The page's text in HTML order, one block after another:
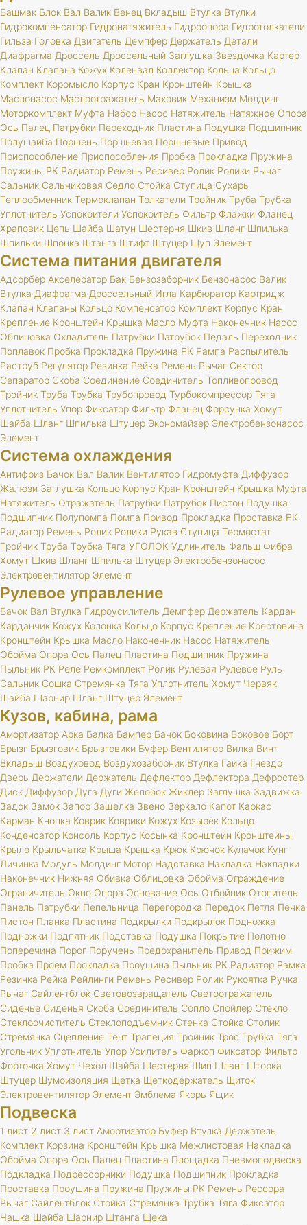
Башмак Блок Вал Валик Венец Вкладыш Втулка Втулки
Гидрокомпенсатор Гидронатяжитель Гидроопора Гидротолкатели
Гильза Головка Двигатель Демпфер Держатель Детали
Диафрагма Дроссель Дроссельный Заглушка Звездочка Картер
Клапан Клапана Кожух Коленвал Коллектор Кольца Кольцо
Комплект Коромысло Корпус Кран Кронштейн Крышка
Маслонасос Маслоотражатель Маховик Механизм Молдинг
Моторкомплект Муфта Набор Насос Натяжитель Натяжное Опора
Ось Палец Патрубки Переходник Пластина Подушка Подшипник
Полушайба Поршень Поршневая Поршневые Привод
Приспособление Приспособления Пробка Прокладка Пружина
Пружины РК Радиатор Ремень Ресивер Ролик Ролики Рычаг
Сальник Сальниковая Седло Стойка Ступица Сухарь
Теплообменник Термоклапан Толкатели Тройник Труба Трубка
Уплотнитель Успокоители Успокоитель Фильтр Флажки Фланец
Храповик Цепь Шайба Шатун Шестерня Шкив Шланг Шпилька
Шпильки Шпонка Штанга Штифт Штуцер Щуп Элемент
Система питания двигателя
Адсорбер Акселератор Бак Бензозаборник Бензонасос Валик
Втулка Диафрагма Дроссельный Игла Карбюратор Картридж
Клапан Клапаны Кольцо Компенсатор Комплект Корпус Кран
Крепление Кронштейн Крышка Масло Муфта Наконечник Насос
Облицовка Охладитель Патрубки Патрубок Педаль Переходник
Поплавок Пробка Прокладка Пружина РК Рампа Распылитель
Раструб Регулятор Резинка Рейка Ремень Рычаг Сектор
Сепаратор Скоба Соединение Соединитель Топливопровод
Тройник Труба Трубка Трубопровод Турбокомпрессор Тяга
Уплотнитель Упор Фиксатор Фильтр Фланец Форсунка Хомут
Шайба Шланг Шпилька Штуцер Экономайзер Электробензонасос
Элемент
Система охлаждения
Антифриз Бачок Вал Валик Вентилятор Гидромуфта Диффузор
Жалюзи Заглушка Кольцо Корпус Кран Кронштейн Крышка Муфта
Натяжитель Отражатель Патрубки Патрубок Пистон Подушка
Подшипник Полупомпа Помпа Привод Прокладка Проставка РК
Радиатор Ремень Ролик Ролики Рукав Ступица Термостат
Тройник Труба Трубка Тяга УГОЛОК Удлинитель Фальш Фибра
Хомут Шкив Шланг Шпилька Штуцер Электробензонасос
Электровентилятор Элемент
Рулевое управление
Бачок Вал Втулка Гидроусилитель Демпфер Держатель Кардан
Карданчик Кожух Колонка Кольцо Корпус Крепление Крестовина
Кронштейн Крышка Масло Наконечник Насос Натяжитель
Обойма Опора Ось Палец Пластина Подшипник Пружина
Пыльник РК Реле Ремкомплект Ролик Рулевая Рулевое Руль
Сальник Сошка Стремянка Тяга Уплотнитель Хомут Червяк
Шайба Шарнир Шланг Штуцер Элемент
Кузов, кабина, рама
Амортизатор Арка Балка Бампер Бачок Боковина Боковое Борт
Брызг Брызговик Брызговики Буфер Вентилятор Вилка Винт
Вкладыш Воздуховод Воздухозаборник Втулка Гайка Гнездо
Дверь Держатели Держатель Дефлектор Дефлектора Дефростер
Диск Диффузор Дуга Дуги Желобок Жиклер Заглушка Задвижка
Задок Замок Запор Защелка Звено Зеркало Капот Каркас
Карман Кнопка Коврик Коврики Кожух Козырёк Кольцо
Конденсатор Консоль Корпус Косынка Кронштейн Кронштейны
Крыло Крыльчатка Крыша Крышка Крюк Крючок Кулачок Кунг
Личинка Модуль Молдинг Мотор Надставка Накладка Накладки
Наконечник Нижняя Обивка Облицовка Обойма Ограждение
Ограничитель Окно Опора Основание Ось Отбойник Отопитель
Панель Патрубки Пепельница Перегородка Передок Петля Печка
Пистон Планка Пластина Подкрылки Подкрылок Подножка
Подножки Подпятник Подставка Подушка Покрытие Полотно
Поперечина Порог Поручень Предохранитель Привод Прижим
Пробка Проем Прокладка Проушина Пыльник РК Радиатор Рамка
Резинка Рейка Рейлинги Ремень Ресивер Ролик Рукоятка Ручка
Рычаг Сайлентблок Световозвращатель Светоотражатель
Сиденье Сиденья Скоба Соединитель Сопло Спойлер Стекло
Стеклоочиститель Стеклоподъемник Стенка Стойка Столик
Стремянка Сцепление Тент Трапеция Тройник Трос Трубка Тяга
Угольник Уплотнитель Упор Усилитель Фаркоп Фиксатор Фильтр
Форточка Хомут Чехол Шайба Шестерня Шип Шланг Шторка
Штуцер Шумоизоляция Щетка Щеткодержатель Щиток
Электровентилятор Элемент Эмблема Якорь Ящик
Подвеска
1 лист 2 лист 3 лист Амортизатор Буфер Втулка Держатель
Комплект Корзина Кронштейн Крышка Межлистовая Накладка
Обойма Опора Ось Палец Пластина Площадка Пневмоподвеска
Подкладка Подрессорники Подушка Подшипник Прокладка
Проставка Проушина Пружина Пружины РК Ремень Рессора
Рычаг Сайлентблок Стойка Стремянка Трубка Тяга Фиксатор
Чашка Шайба Шарнир Штанга Щека